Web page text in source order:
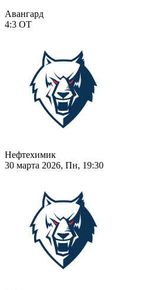
Авангард
4:3 ОТ
Нефтехимик
30 марта 2026, Пн, 19:30